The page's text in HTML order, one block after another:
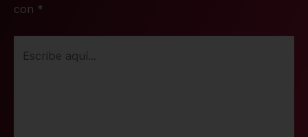
con *